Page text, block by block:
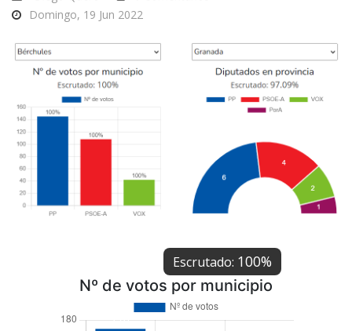
Domingo, 19 Jun 2022
Nº de votos por municipio
Escrutado: 100%